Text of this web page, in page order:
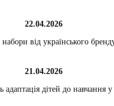
22.04.2026
від українського
21.04.2026
адаптація дітей до навчання